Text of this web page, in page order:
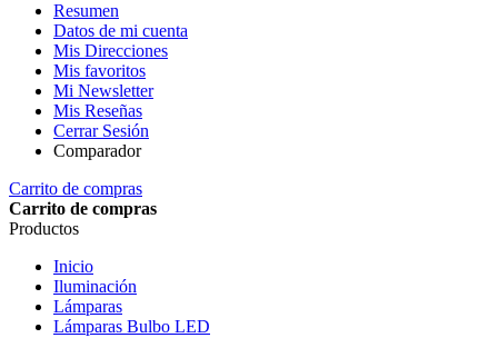
Resumen
Datos de mi cuenta
Mis Direcciones
Mis favoritos
Mi Newsletter
Mis Reseñas
Cerrar Sesión
Comparador
Carrito de compras
Carrito de compras
Productos
Inicio
Iluminación
Lámparas
Lámparas Bulbo LED